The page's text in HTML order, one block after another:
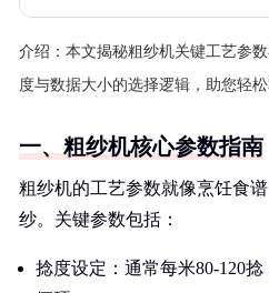
介绍： 本文揭秘粗纱机关键工艺参
度与数据大小的选择逻辑，助您轻
一、粗纱机核心参数指南
粗纱机的工艺参数就像烹饪食
纱。关键参数包括：
捻度设定：通常每米80-120